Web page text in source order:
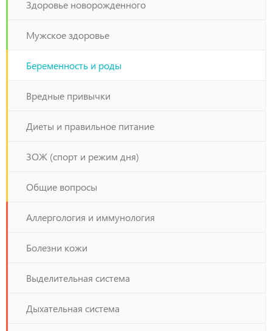
Здоровье новорожденного
Мужское здоровье
Беременность и роды
Вредные привычки
Диеты и правильное питание
ЗОЖ (спорт и режим дня)
Общие вопросы
Аллергология и иммунология
Болезни кожи
Выделительная система
Дыхательная система